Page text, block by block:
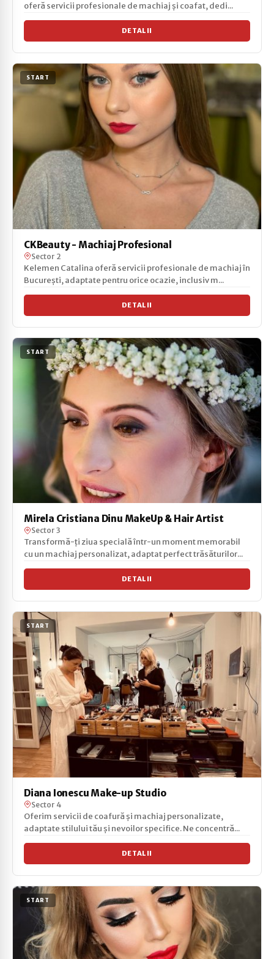
oferă servicii profesionale de machiaj și coafat, dedi...
DETALII
START
CKBeauty - Machiaj Profesional
Sector 2
Kelemen Catalina oferă servicii profesionale de machiaj în
București, adaptate pentru orice ocazie, inclusiv m...
DETALII
START
Mirela Cristiana Dinu MakeUp & Hair Artist
Sector 3
Transformă-ți ziua specială într-un moment memorabil
cu un machiaj personalizat, adaptat perfect trăsăturilor...
DETALII
START
Diana Ionescu Make-up Studio
Sector 4
Oferim servicii de coafură și machiaj personalizate,
adaptate stilului tău și nevoilor specifice. Ne concentră...
DETALII
START